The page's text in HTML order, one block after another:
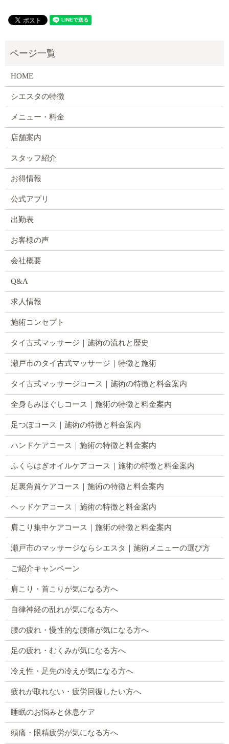
HOME
シエスタの特徴
メニュー・料金
店舗案内
スタッフ紹介
お得情報
公式アプリ
出勤表
お客様の声
会社概要
Q&A
求人情報
施術コンセプト
タイ古式マッサージ｜施術の流れと歴史
瀬戸市のタイ古式マッサージ｜特徴と施術
タイ古式マッサージコース｜施術の特徴と料金案内
全身もみほぐしコース｜施術の特徴と料金案内
足つぼコース｜施術の特徴と料金案内
ハンドケアコース｜施術の特徴と料金案内
ふくらはぎオイルケアコース｜施術の特徴と料金案内
足裏角質ケアコース｜施術の特徴と料金案内
ヘッドケアコース｜施術の特徴と料金案内
肩こり集中ケアコース｜施術の特徴と料金案内
瀬戸市のマッサージならシエスタ｜施術メニューの選び方
ご紹介キャンペーン
肩こり・首こりが気になる方へ
自律神経の乱れが気になる方へ
腰の疲れ・慢性的な腰痛が気になる方へ
足の疲れ・むくみが気になる方へ
冷え性・足先の冷えが気になる方へ
疲れが取れない・疲労回復したい方へ
睡眠のお悩みと休息ケア
頭痛・眼精疲労が気になる方へ